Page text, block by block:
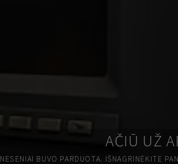
AČIŪ UŽ
BUVO PARDUOTA. IŠNAGRINĖKITE